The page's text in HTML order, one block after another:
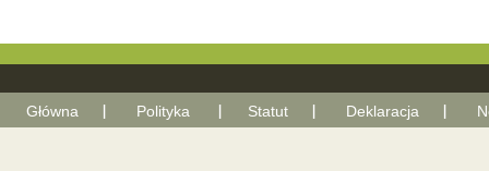
Główna Polityka Statut Deklaracja With